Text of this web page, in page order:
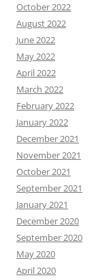
October 2022
August 2022
June 2022
May 2022
April 2022
March 2022
February 2022
January 2022
December 2021
November 2021
October 2021
September 2021
January 2021
December 2020
September 2020
May 2020
April 2020